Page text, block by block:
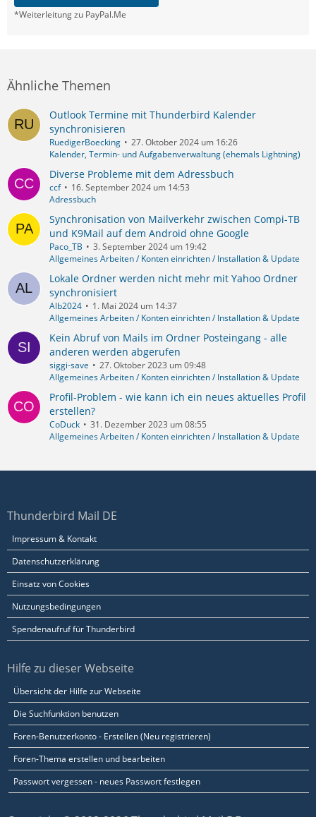
*Weiterleitung zu PayPal.Me
Ähnliche Themen
Outlook Termine mit Thunderbird Kalender
synchronisieren
RuedigerBoecking
27. Oktober 2024 um 16:26
Kalender, Termin- und Aufgabenverwaltung (ehemals Lightning)
Diverse Probleme mit dem Adressbuch
ccf
16. September 2024 um 14:53
Adressbuch
Synchronisation von Mailverkehr zwischen Compi-TB
und K9Mail auf dem Android ohne Google
Paco_TB
3. September 2024 um 19:42
Allgemeines Arbeiten / Konten einrichten / Installation & Update
Lokale Ordner werden nicht mehr mit Yahoo Ordner
synchronisiert
Alb2024
1. Mai 2024 um 14:37
Allgemeines Arbeiten / Konten einrichten / Installation & Update
Kein Abruf von Mails im Ordner Posteingang - alle
anderen werden abgerufen
siggi-save
27. Oktober 2023 um 09:48
Allgemeines Arbeiten / Konten einrichten / Installation & Update
Profil-Problem - wie kann ich ein neues aktuelles Profil
erstellen?
CoDuck
31. Dezember 2023 um 08:55
Allgemeines Arbeiten / Konten einrichten / Installation & Update
Thunderbird Mail DE
Impressum & Kontakt
Datenschutzerklärung
Einsatz von Cookies
Nutzungsbedingungen
Spendenaufruf für Thunderbird
Hilfe zu dieser Webseite
Übersicht der Hilfe zur Webseite
Die Suchfunktion benutzen
Foren-Benutzerkonto - Erstellen (Neu registrieren)
Foren-Thema erstellen und bearbeiten
Passwort vergessen - neues Passwort festlegen